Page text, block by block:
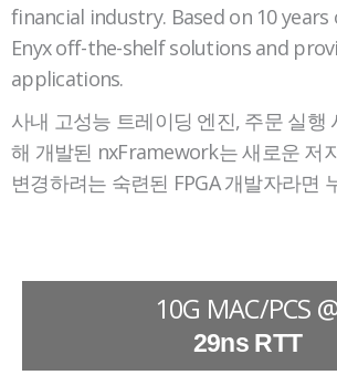
financial industry. Based on 10
Enyx off-the-shelf solutions and
applications.
사내 고성능 트레이딩 엔진, 주문 실
해 개발된 nxFramework는 새로운 저
변경하려는 숙련된 FPGA 개발자라면
10G MAC/PCS
29ns RTT